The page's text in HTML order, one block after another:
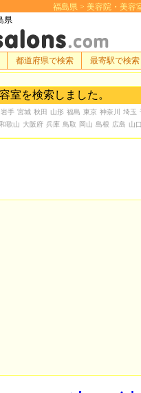
福島県 > 美容院・美容
県
室を検索しました。
岩手 宮城 秋田 山形 福島 東京 神奈川 埼玉
和歌山 大阪府 兵庫 鳥取 岡山 島根 広島 山
都道府県で検索 最寄駅で検索